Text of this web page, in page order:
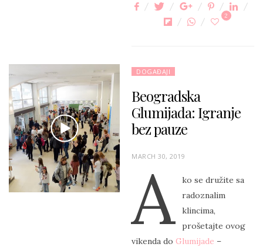
2
DOGAĐAJI
Beogradska
Glumijada: Igranje
bez pauze
P
E
MARCH 30, 2019
A
ko se družite sa
radoznalim
klincima,
prošetajte ovog
vikenda do Glumijade –